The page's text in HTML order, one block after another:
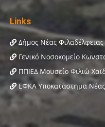
Links
Δήμος Νέας Φιλαδέλφειας
Γενικό Νοσοκομείο
ΠΠΙΕΔ Μουσείο Φιλιώ
ΕΦΚΑ Υποκατάστημα Νέας